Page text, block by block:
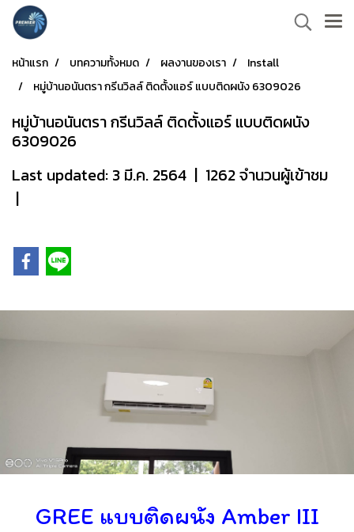
หน้าแรก บทความทั้งหมด ผลงานของเรา
Install
หมู่บ้านอนันตรา กรีนวิลล์ ติดตั้งแอร์ แบบติดผนัง 6309026
หมู่บ้านอนันตรา กรีนวิลล์ ติดตั้งแอร์ แบบติดผนัง
6309026
Last updated: 3 มี.ค. 2564 | 1262 จำนวนผู้เข้าชม
|
GREE แบบติดผนัง Amber III